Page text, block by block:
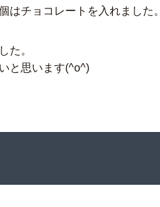
はチョコレートを入れました。
た。
と思います(^o^)